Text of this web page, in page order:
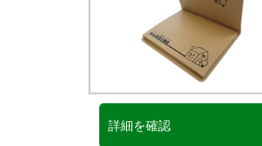
詳細を確認